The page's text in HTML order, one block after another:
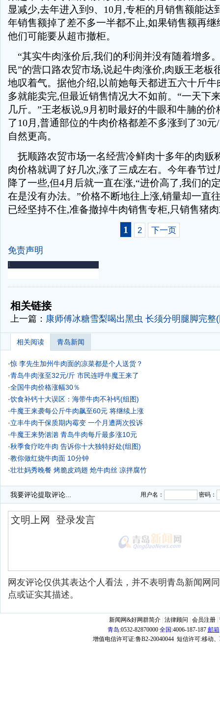
显减少,去年进入到9、10月,专柜的月销售额能达
年销售额掉了差不多一半都不止,如果销售额再继
他们可能要从超市撤柜。
“其实牛肉涨价后,我们的利润并没有随着增多
民”的营口路农贸市场,说起牛肉涨价,肉贩王老板
地叹着气。据他介绍,以前她每天都进五六十斤牛
多就能卖完,但最近销售情况大不如前。“一天下
几斤。”王老板说,9月初时最好的牛眼和牛腩的价
了10月,普通部位的牛肉价格都差不多涨到了30
自然更高。
抚顺路农贸市场一名经营冷鲜肉十多年的肉贩
肉价格就调了好几次,涨了三成左右。今年春节
降了一些,但4月后就一直在涨,“进价高了,我们的
在是没有办法。”价格不断地往上涨,销量却一直
已经坚持不住,准备撤掉牛肉销售专柜,只销售猪
1
2 下一页
免责声明
-
相关链接
上一篇： 康师傅冰糖雪梨喝出黑虫 长须分明腿脚完整
相关阅读 青岛新闻
·惊 李先生加州牛肉面的凉菜都是个人送货？
·青岛牛肉涨至32元/斤 市民连呼牛魔王来了
·全国牛肉价格涨幅30％
·饮食补钙十大误区：海带牛肉不补钙(组图)
·牛魔王来袭每公斤牛肉飙至60元 将继续上涨
·立丰牛肉干保质期内霉变 一个月遭两次投诉
·牛魔王来势汹汹 青岛牛肉每斤最多涨10元
·秋季食疗吃牛肉 告诉你十大独特好处(组图)
·教你做红烧牛肉面 10分钟
·壮壮妈秀晚餐 烤脆皮鸡翅 炝牛肉丝 凉拌腐竹
我要评论提取评论... 用户名： 密码：
网友评论仅供其表达个人看法，并不表明青岛新闻网
点或证实其描述。